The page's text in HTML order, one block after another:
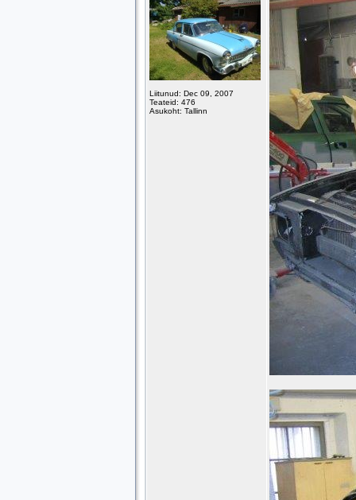
Liitunud: Dec 09, 2007
Teateid: 476
Asukoht: Tallinn